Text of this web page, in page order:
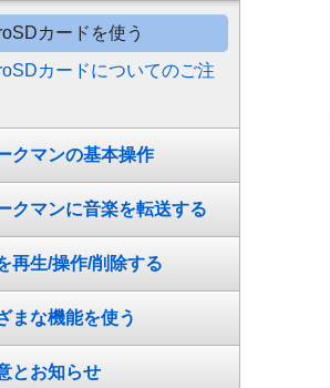
カードを使う
カードについてのご注
クマンの基本操作
クマンに音楽を転送する
再生/操作/削除する
まな機能を使う
とお知らせ